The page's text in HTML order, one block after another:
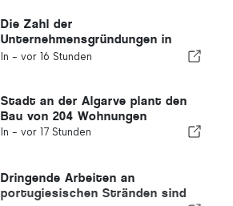
Die Zahl der
Unternehmensgründungen in
Portugal sinkt um 4,2 %
In - vor 16 Stunden
Stadt an der Algarve plant den
Bau von 204 Wohnungen
In - vor 17 Stunden
Dringende Arbeiten an
portugiesischen Stränden sind